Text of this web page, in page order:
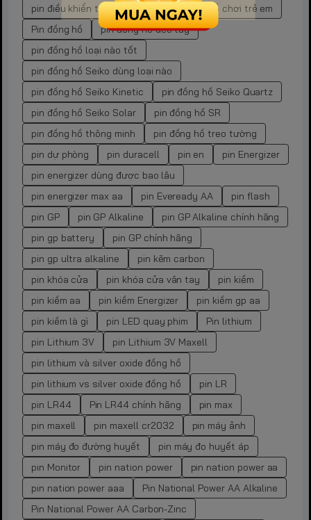
pin điều khiển tivi
pin đồ chơi
pin đồ chơi trẻ em
Pin đồng hồ
pin đồng hồ đeo tay
pin đồng hồ loại nào tốt
pin đồng hồ Seiko dùng loại nào
pin đồng hồ Seiko Kinetic
pin đồng hồ Seiko Quartz
pin đồng hồ Seiko Solar
pin đồng hồ SR
pin đồng hồ thông minh
pin đồng hồ treo tường
pin dự phòng
pin duracell pin en
pin Energizer
pin energizer dùng được bao lâu
pin energizer max aa
pin Eveready AA
pin flash
pin GP
pin GP Alkaline
pin GP Alkaline chính hãng
pin gp battery
pin GP chính hãng
pin gp ultra alkaline
pin kẽm carbon
pin khóa cửa
pin khóa cửa vân tay
pin kiềm
pin kiềm aa
pin kiềm Energizer
pin kiềm gp aa
pin kiềm là gì
pin LED quay phim
Pin lithium
pin Lithium 3V
pin Lithium 3V Maxell
pin lithium và silver oxide đồng hồ
pin lithium vs silver oxide đồng hồ
pin LR
pin LR44
Pin LR44 chính hãng
pin max
pin maxell
pin maxell cr2032
pin máy ảnh
pin máy đo đường huyết
pin máy đo huyết áp
pin Monitor
pin nation power
pin nation power aa
pin nation power aaa
Pin National Power AA Alkaline
Pin National Power AA Carbon-Zinc